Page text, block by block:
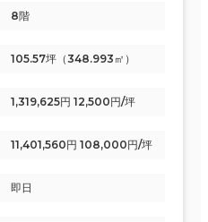
8階
105.57坪（348.993㎡）
1,319,625円 12,500円/坪
11,401,560円 108,000円/坪
即日